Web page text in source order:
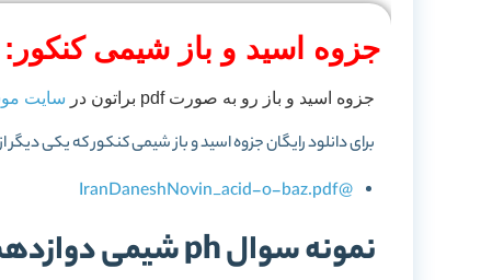
جزوه اسید و باز شیمی کنکور:
جزوه اسید و باز رو به صورت pdf براتون در سایت
برای دانلود رایگان جزوه اسید و باز شیمی کنکور که یکی دیگر
@IranDaneshNovin_acid-o-baz.pdf
نمونه سوال ph شیمی دوازدهم